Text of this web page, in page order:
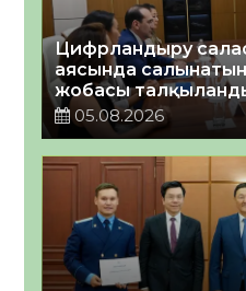
Цифрландыру
аясында
жобасы
05.08.2026